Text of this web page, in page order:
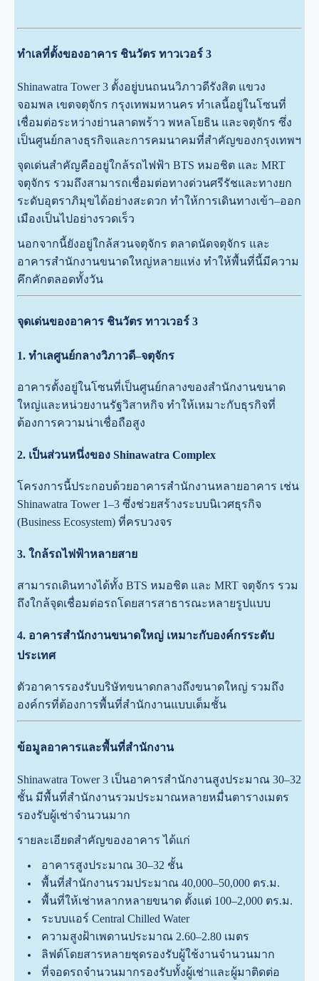
ทำเลที่ตั้งของอาคาร ชินวัตร ทาวเวอร์ 3
Shinawatra Tower 3 ตั้งอยู่บนถนนวิภาวดีรังสิต แขวง
จอมพล เขตจตุจักร กรุงเทพมหานคร ทำเลนี้อยู่ในโซนที่
เชื่อมต่อระหว่างย่านลาดพร้าว พหลโยธิน และจตุจักร ซึ่ง
เป็นศูนย์กลางธุรกิจและการคมนาคมที่สำคัญของกรุงเทพฯ
จุดเด่นสำคัญคืออยู่ใกล้รถไฟฟ้า BTS หมอชิต และ MRT
จตุจักร รวมถึงสามารถเชื่อมต่อทางด่วนศรีรัชและทางยก
ระดับอุตราภิมุขได้อย่างสะดวก ทำให้การเดินทางเข้า–ออก
เมืองเป็นไปอย่างรวดเร็ว
นอกจากนี้ยังอยู่ใกล้สวนจตุจักร ตลาดนัดจตุจักร และ
อาคารสำนักงานขนาดใหญ่หลายแห่ง ทำให้พื้นที่นี้มีความ
คึกคักตลอดทั้งวัน
จุดเด่นของอาคาร ชินวัตร ทาวเวอร์ 3
1. ทำเลศูนย์กลางวิภาวดี–จตุจักร
อาคารตั้งอยู่ในโซนที่เป็นศูนย์กลางของสำนักงานขนาด
ใหญ่และหน่วยงานรัฐวิสาหกิจ ทำให้เหมาะกับธุรกิจที่
ต้องการความน่าเชื่อถือสูง
2. เป็นส่วนหนึ่งของ Shinawatra Complex
โครงการนี้ประกอบด้วยอาคารสำนักงานหลายอาคาร เช่น
Shinawatra Tower 1–3 ซึ่งช่วยสร้างระบบนิเวศธุรกิจ
(Business Ecosystem) ที่ครบวงจร
3. ใกล้รถไฟฟ้าหลายสาย
สามารถเดินทางได้ทั้ง BTS หมอชิต และ MRT จตุจักร รวม
ถึงใกล้จุดเชื่อมต่อรถโดยสารสาธารณะหลายรูปแบบ
4. อาคารสำนักงานขนาดใหญ่ เหมาะกับองค์กรระดับ
ประเทศ
ตัวอาคารรองรับบริษัทขนาดกลางถึงขนาดใหญ่ รวมถึง
องค์กรที่ต้องการพื้นที่สำนักงานแบบเต็มชั้น
ข้อมูลอาคารและพื้นที่สำนักงาน
Shinawatra Tower 3 เป็นอาคารสำนักงานสูงประมาณ 30–32
ชั้น มีพื้นที่สำนักงานรวมประมาณหลายหมื่นตารางเมตร
รองรับผู้เช่าจำนวนมาก
รายละเอียดสำคัญของอาคาร ได้แก่
อาคารสูงประมาณ 30–32 ชั้น
พื้นที่สำนักงานรวมประมาณ 40,000–50,000 ตร.ม.
พื้นที่ให้เช่าหลากหลายขนาด ตั้งแต่ 100–2,000 ตร.ม.
ระบบแอร์ Central Chilled Water
ความสูงฝ้าเพดานประมาณ 2.60–2.80 เมตร
ลิฟต์โดยสารหลายชุดรองรับผู้ใช้งานจำนวนมาก
ที่จอดรถจำนวนมากรองรับทั้งผู้เช่าและผู้มาติดต่อ